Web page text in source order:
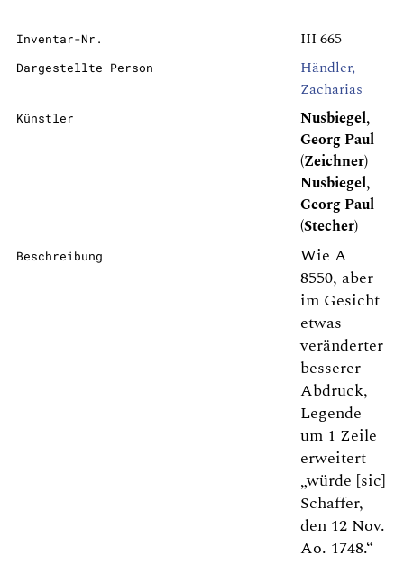
Inventar-Nr. III 665
Dargestellte Person
Händler,
Zacharias
Künstler
Nusbiegel,
Georg Paul
(Zeichner)
Nusbiegel,
Georg Paul
(Stecher)
Beschreibung
Wie A
8550, aber
im Gesicht
etwas
veränderter
besserer
Abdruck,
Legende
um 1 Zeile
erweitert
„würde [sic]
Schaffer,
den 12 Nov.
Ao. 1748.“